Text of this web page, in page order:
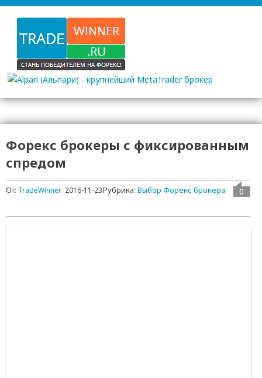
Форекс брокеры с фиксированным
спредом
От: TradeWinner 2016-11-23 0
Рубрика: Выбор Форекс брокера